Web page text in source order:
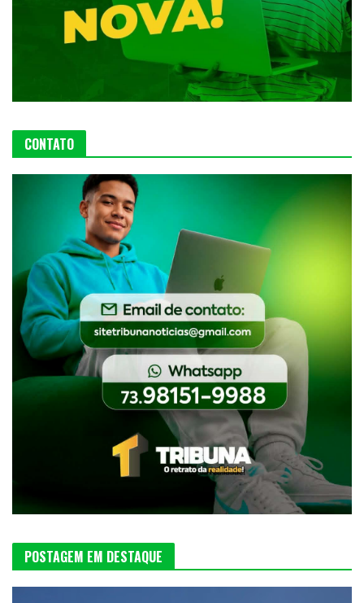
CONTATO
POSTAGEM EM DESTAQUE